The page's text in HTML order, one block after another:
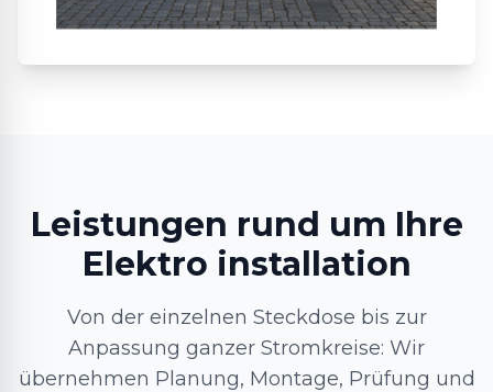
Leistungen rund um Ihre
Elektro installation
Von der einzelnen Steckdose bis zur
Anpassung ganzer Stromkreise: Wir
übernehmen Planung, Montage, Prüfung und